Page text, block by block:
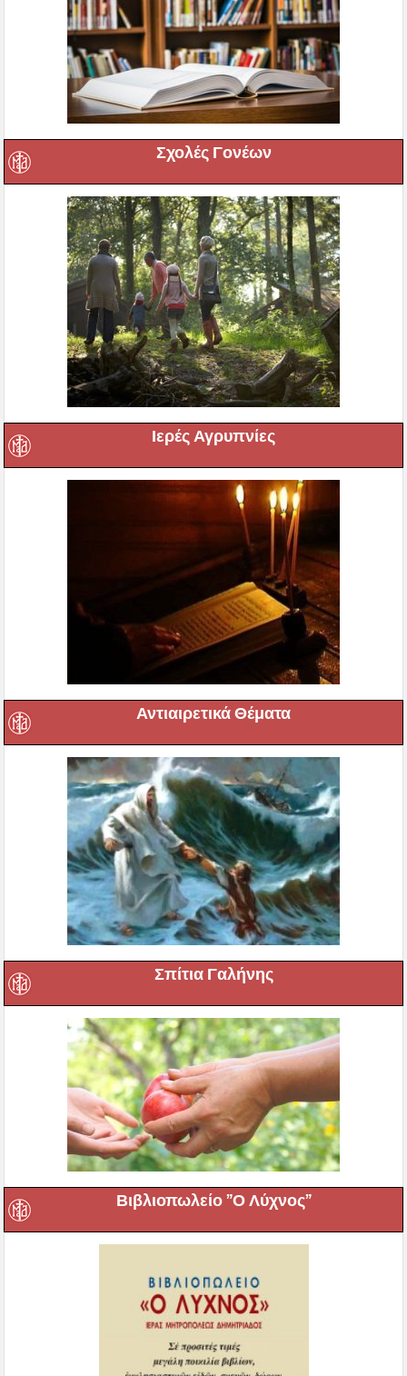
Σχολές Γονέων
Ιερές Αγρυπνίες
Αντιαιρετικά Θέματα
Σπίτια Γαλήνης
Βιβλιοπωλείο ”Ο Λύχνος”